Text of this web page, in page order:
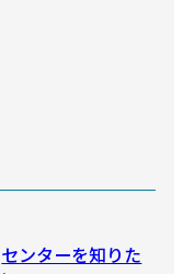
センターを知りた